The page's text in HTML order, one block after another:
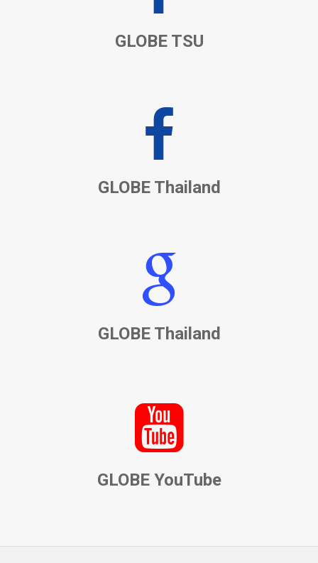
GLOBE TSU
GLOBE Thailand
GLOBE Thailand
GLOBE YouTube